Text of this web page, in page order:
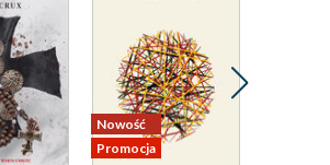
Nowość
Promocja